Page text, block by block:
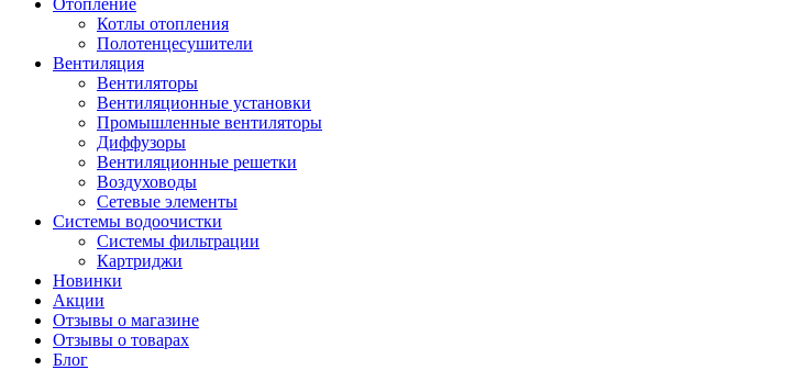
Отопление
Котлы отопления
Полотенцесушители
Вентиляция
Вентиляторы
Вентиляционные установки
Промышленные вентиляторы
Диффузоры
Вентиляционные решетки
Воздуховоды
Сетевые элементы
Системы водоочистки
Системы фильтрации
Картриджи
Новинки
Акции
Отзывы о магазине
Отзывы о товарах
Блог